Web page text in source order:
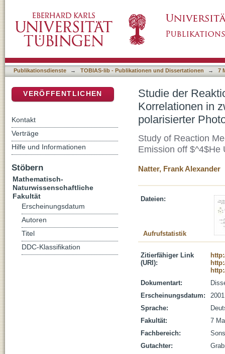
Emissionen von $^4$He unter Einsatz
Publikationsdienste → TOBIAS-lib - Publikationen und Dissertationen → 7
Studie der
Korrelationen in
polarisierter
Study of Reaction
Emission off $^4$He
Natter, Frank Alexander
Dateien:
Aufrufstatistik
Zitierfähiger Link
(URI):
Dokumentart:
Erscheinungsdatum:
2001
Sprache:
Fakultät:
7
Fachbereich:
Gutachter:
VERÖFFENTLICHEN
Kontakt
Verträge
Hilfe und Informationen
Stöbern
Mathematisch-
Naturwissenschaftliche
Fakultät
Erscheinungsdatum
Autoren
Titel
DDC-Klassifikation